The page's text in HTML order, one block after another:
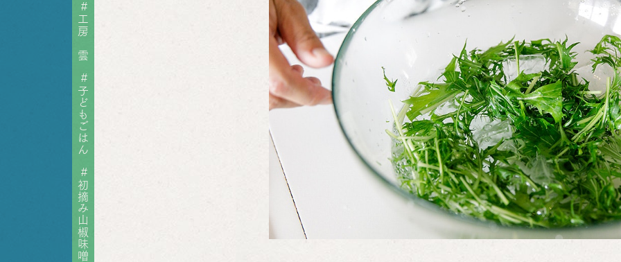
#
工房 雲
#
子どもごはん
#
初摘み山椒味噌